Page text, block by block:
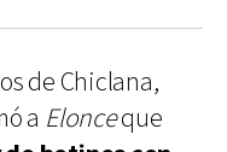
de Chiclana,
a Elonceque